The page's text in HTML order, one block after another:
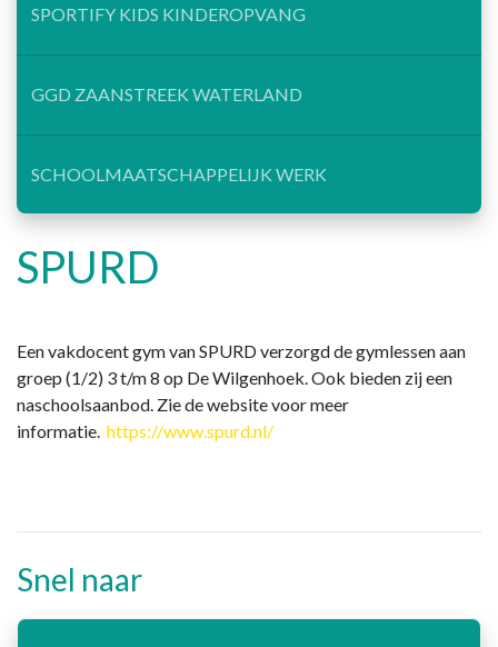
SPORTIFY KIDS KINDEROPVANG
GGD ZAANSTREEK WATERLAND
SCHOOLMAATSCHAPPELIJK WERK
SPURD
Een vakdocent gym van SPURD verzorgd de gymlessen aan
groep (1/2) 3 t/m 8 op De Wilgenhoek. Ook bieden zij een
naschoolsaanbod. Zie de website voor meer
informatie. https://www.spurd.nl/
Snel naar